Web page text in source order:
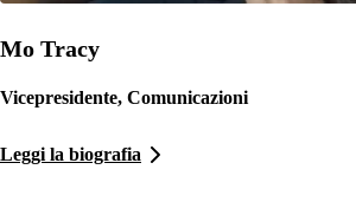
Mo Tracy
Vicepresidente, Comunicazioni
Leggi la biografia